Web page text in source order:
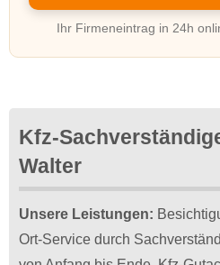
Ihr Firmeneintrag in 24h
Kfz-
Walter
Unsere Leistungen:
Ort-Service durch